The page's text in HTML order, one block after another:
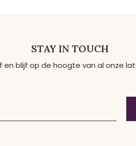
STAY IN TOUCH
en blijf op de hoogte van al onze